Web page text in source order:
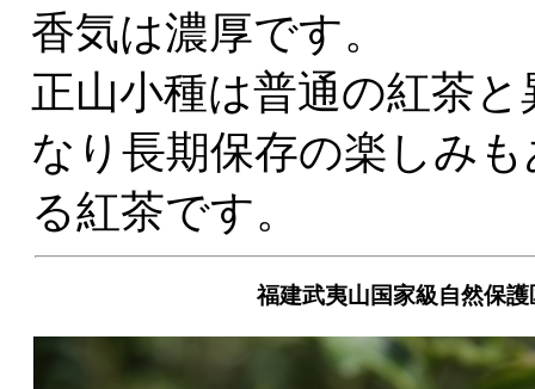
香気は濃厚です。
正山小種は普通の紅茶と
なり長期保存の楽しみも
る紅茶です。
福建武夷山国家級自然保